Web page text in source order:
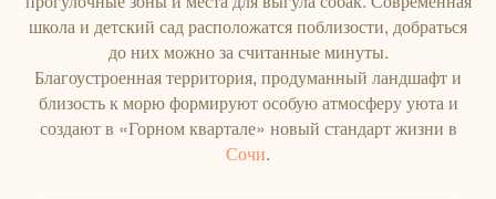
школа и детский сад расположатся поблизости, добраться
до них можно за считанные минуты.
Благоустроенная территория, продуманный ландшафт и
близость к морю формируют особую атмосферу уюта и
создают в «Горном квартале» новый стандарт жизни в
Сочи.